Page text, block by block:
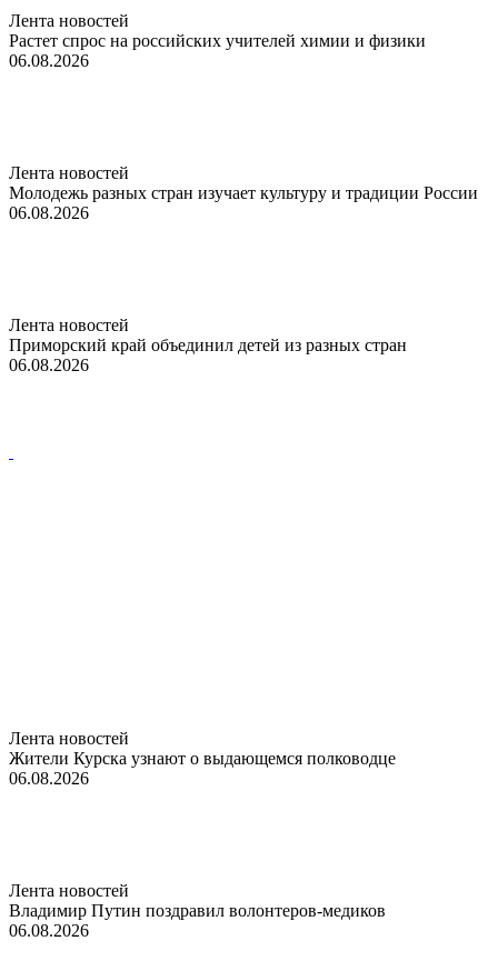
Лента новостей
Растет спрос на российских учителей химии и физики
06.08.2026
Лента новостей
Молодежь разных стран изучает культуру и традиции России
06.08.2026
Лента новостей
Приморский край объединил детей из разных стран
06.08.2026
Лента новостей
Жители Курска узнают о выдающемся полководце
06.08.2026
Лента новостей
Владимир Путин поздравил волонтеров-медиков
06.08.2026